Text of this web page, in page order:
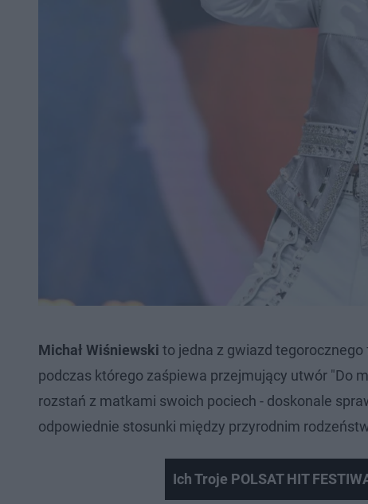
Michał Wiśniewski to jedna z gwiazd tegorocznego
podczas którego zaśpiewa przejmujący utwór "Do
rozstań z matkami swoich pociech - doskonale
odpowiednie stosunki między przyrodnim
Ich Troje POLSAT HIT